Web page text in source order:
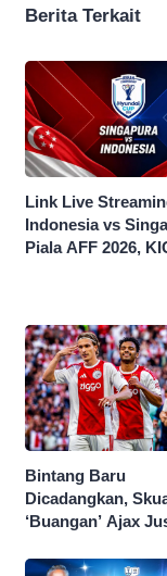
Berita Terkait
Link Live
Indonesia vs
Piala AFF 2026,
Bintang Baru
Dicadangkan,
‘Buangan’ Ajax